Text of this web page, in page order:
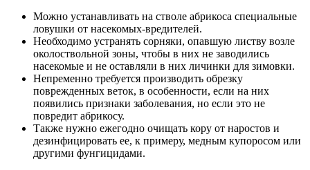
Можно устанавливать на стволе абрикоса специальные
ловушки от насекомых-вредителей.
Необходимо устранять сорняки, опавшую листву возле
околоствольной зоны, чтобы в них не заводились
насекомые и не оставляли в них личинки для зимовки.
Непременно требуется производить обрезку
поврежденных веток, в особенности, если на них
появились признаки заболевания, но если это не
повредит абрикосу.
Также нужно ежегодно очищать кору от наростов и
дезинфицировать ее, к примеру, медным купоросом или
другими фунгицидами.